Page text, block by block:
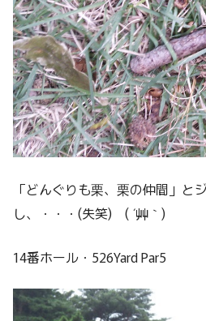
「どんぐりも栗、栗の仲間」と
し、・・・(失笑) ( ´艸｀)
14番ホール・526Yard Par5